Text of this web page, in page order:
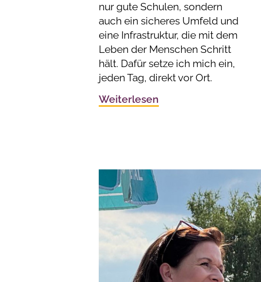
nur gute Schulen, sondern
auch ein sicheres Umfeld und
eine Infrastruktur, die mit dem
Leben der Menschen Schritt
hält. Dafür setze ich mich ein,
jeden Tag, direkt vor Ort.
Weiterlesen